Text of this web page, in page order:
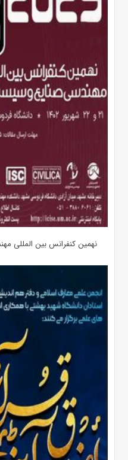
نهمین کنفرانس بین المللی